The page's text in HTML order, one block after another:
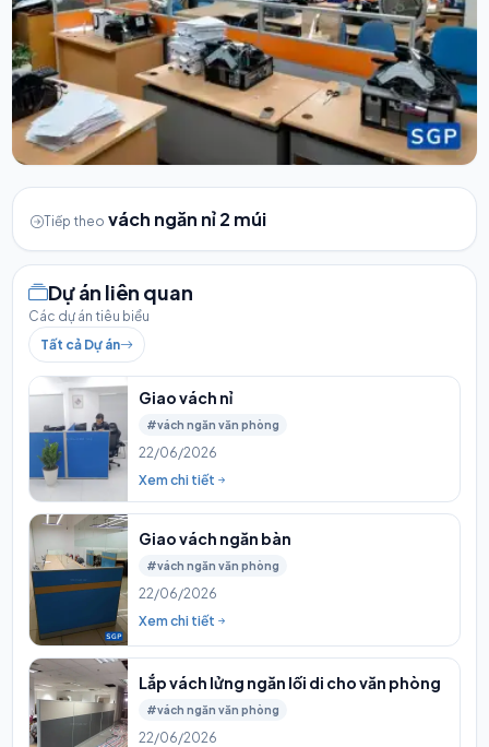
Tiếp theo vách ngăn nỉ 2 múi
Dự án liên quan
Các dự án tiêu biểu
Tất cả Dự án
Giao vách nỉ
#vách ngăn văn phòng
22/06/2026
Xem chi tiết
Giao vách ngăn bàn
#vách ngăn văn phòng
22/06/2026
Xem chi tiết
Lắp vách lửng ngăn lối di cho văn phòng
#vách ngăn văn phòng
22/06/2026